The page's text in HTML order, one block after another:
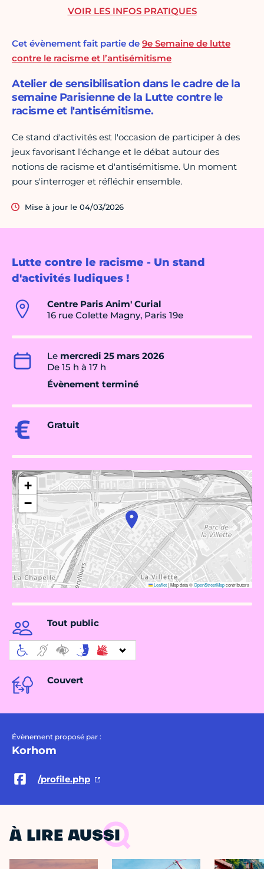
Lutte contre le racisme - Un stand
d'activités ludiques !
Centre Paris Anim' Curial
16 rue Colette Magny, Paris 19e
Le mercredi 25 mars 2026
De 15 h à 17 h
Évènement terminé
Gratuit
+
−
Leaflet|Map data ©OpenStreetMapcontributors
Tout public
Couvert
Évènement proposé par :
Korhom
/profile.php
Cet évènement fait partie de 9e Semaine de lutte
contre le racisme et l’antisémitisme
Atelier de sensibilisation dans le cadre de la
semaine Parisienne de la Lutte contre le
racisme et l'antisémitisme.
Ce stand d'activités est l'occasion de participer à des
jeux favorisant l'échange et le débat autour des
notions de racisme et d'antisémitisme. Un moment
pour s'interroger et réfléchir ensemble.
Mise à jour le 04/03/2026
VOIR LES INFOS PRATIQUES
À LIRE AUSSI